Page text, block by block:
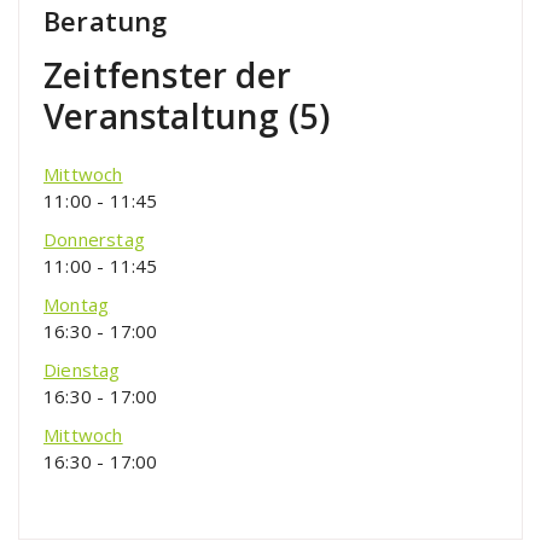
Beratung
Zeitfenster der
Veranstaltung (5)
Mittwoch
11:00 - 11:45
Donnerstag
11:00 - 11:45
Montag
16:30 - 17:00
Dienstag
16:30 - 17:00
Mittwoch
16:30 - 17:00